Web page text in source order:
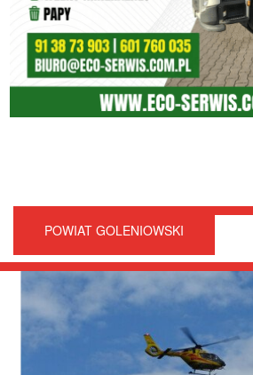
POWIAT GOLENIOWSKI